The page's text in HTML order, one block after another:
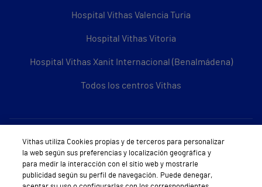
Hospital Vithas Valencia Turia
Hospital Vithas Vitoria
Hospital Vithas Xanit Internacional (Benalmádena)
Todos los centros Vithas
Sobre Vithas
Quiénes somos
Trabajar en Vithas
Vithas utiliza Cookies propias y de terceros para personalizar
la web según sus preferencias y localización geográfica y
para medir la interacción con el sitio web y mostrarle
publicidad según su perfil de navegación. Puede denegar,